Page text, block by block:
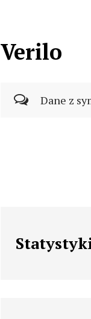
Verilo
Dane z